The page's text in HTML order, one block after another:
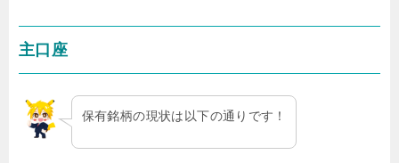
主口座
保有銘柄の現状は以下の通りです！